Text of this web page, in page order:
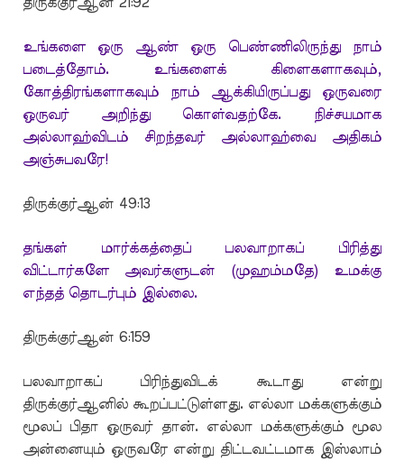
உங்களை ஒரு ஆண் ஒரு பெண்ணிலிருந்து நாம்
படைத்தோம். உங்களைக் கிளைகளாகவும்,
கோத்திரங்களாகவும் நாம் ஆக்கியிருப்பது ஒருவரை
ஒருவர் அறிந்து கொள்வதற்கே. நிச்சயமாக
அல்லாஹ்விடம் சிறந்தவர் அல்லாஹ்வை அதிகம்
அஞ்சுபவரே!
திருக்குர்ஆன் 49:13
தங்கள் மார்க்கத்தைப் பலவாறாகப் பிரித்து
விட்டார்களே அவர்களுடன் (முஹம்மதே) உமக்கு
எந்தத் தொடர்பும் இல்லை.
திருக்குர்ஆன் 6:159
பலவாறாகப் பிரிந்துவிடக் கூடாது என்று
திருக்குர்ஆனில் கூறப்பட்டுள்ளது. எல்லா மக்களுக்கும்
மூலப் பிதா ஒருவர் தான். எல்லா மக்களுக்கும் மூல
அன்னையும் ஒருவரே என்று திட்டவட்டமாக இஸ்லாம்